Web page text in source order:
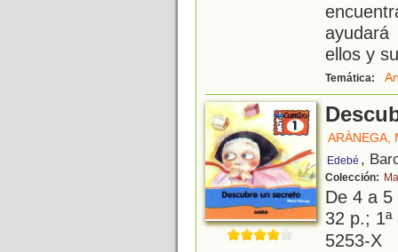
ellos y
Temática:
ARÀNEGA,
Edebé ,
Colección:
De 4 a
32 p.;
5253-X